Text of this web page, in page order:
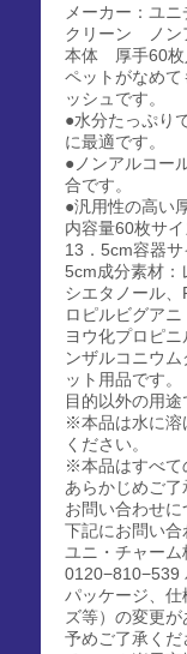
メーカー：ユ
クリーン ノン
本体 厚手60枚
ペットがなめて
ッシュです。
●水分たっぷり
に最適です。
●ノンアルコー
合です。
●汎用性の高い
内容量60枚サ
13．5cm容器
5cm成分素材：
シエタノール
ロピルビグア
ヨウ化プロピ
ンザルコニウ
ット用品です。
目的以外の用途
※本品は水に溶
ください。
※本品はすべて
あらかじめご了
お問い合わせに
下記にお問い合
ユニ・チャー
0120−810−539
パッケージ、
ズ等）の変更が
予めご了承くだ